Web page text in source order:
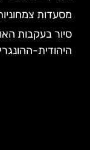
מסעדות
סיור בעקבות
היהודית-